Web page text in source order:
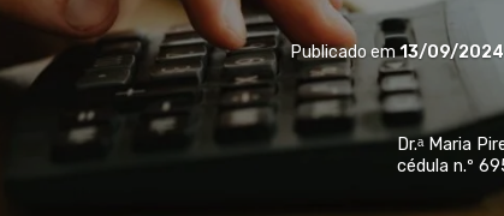
Publicado em13/09/2024
Dr.ᵃ Maria
cédula n.º